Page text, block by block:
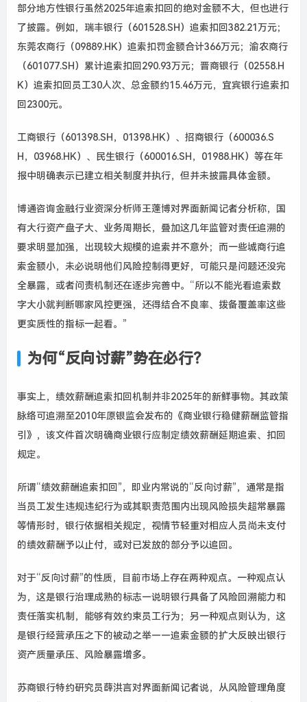
部分地方性银行虽然2025年追索扣回的绝对金额不大，但也进行
了披露。例如，瑞丰银行（601528.SH）追索扣回382.21万元；
东莞农商行（09889.HK）追索扣罚金额合计366万元；渝农商行
（601077.SH）累计追索扣回290.93万元；晋商银行（02558.H
K）追索扣回员工30人次、总金额约15.46万元，宜宾银行追索扣
回2300元。
工商银行（601398.SH，01398.HK）、招商银行（600036.S
H，03968.HK）、民生银行（600016.SH，01988.HK）等在年
报中明确表示已建立相关制度并执行，但并未披露具体金额。
博通咨询金融行业资深分析师王蓬博对界面新闻记者分析称，国
有大行资产盘子大、业务周期长，叠加这几年监管对责任追溯的
要求明显加强，出现较大规模的追索并不意外；而一些城商行追
索金额小，未必说明他们风险控制得更好，可能只是问题还没完
全暴露，或者问责机制还在逐步完善中。“所以不能光看追索数
字大小就判断哪家风控更强，还得结合不良率、拨备覆盖率这些
更实质性的指标一起看。”
为何“反向讨薪”势在必行？
事实上，绩效薪酬追索扣回机制并非2025年的新鲜事物。其政策
脉络可追溯至2010年原银监会发布的《商业银行稳健薪酬监管指
引》，该文件首次明确商业银行应制定绩效薪酬延期追索、扣回
规定。
所谓“绩效薪酬追索扣回”，即业内常说的“反向讨薪”，通常是指
当员工发生违规违纪行为或其职责范围内出现风险损失超常暴露
等情形时，银行依据相关规定，视情节轻重对相应人员尚未支付
的绩效薪酬予以止付，或对已发放的部分予以追回。
对于“反向讨薪”的性质，目前市场上存在两种观点。一种观点认
为，这是银行治理成熟的标志—说明银行具备了风险回溯能力和
责任落实机制，能够有效约束员工行为；另一种观点则认为，这
是银行经营承压之下的被动之举——追索金额的扩大反映出银行
资产质量承压、风险暴露增多。
苏商银行特约研究员薛洪言对界面新闻记者说，从风险管理角度